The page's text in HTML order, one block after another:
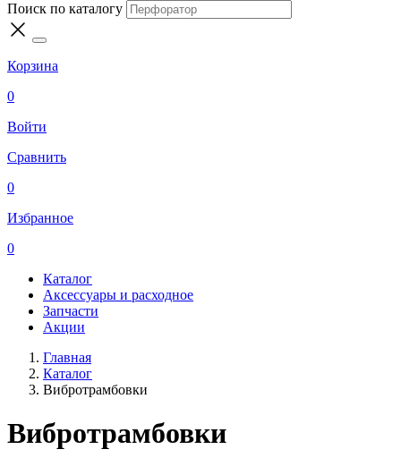
Поиск по каталогу
Корзина
0
Войти
Сравнить
0
Избранное
0
Каталог
Аксессуары и расходное
Запчасти
Акции
Главная
Каталог
Вибротрамбовки
Вибротрамбовки